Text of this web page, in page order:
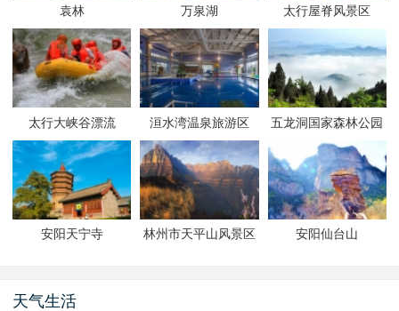
袁林 万泉湖 太行屋脊风景区
太行大峡谷漂流 洹水湾温泉旅游区 五龙洞国家森林公园
安阳天宁寺 林州市天平山风景区 安阳仙台山
天气生活